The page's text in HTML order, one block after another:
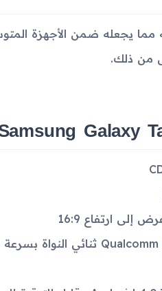
200 يورو عند إطلاقه مما يجعله ضمن
من ذلك.